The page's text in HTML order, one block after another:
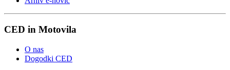
CED in Motovila
O nas
Dogodki CED